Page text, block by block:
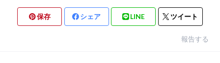
保存 シェア LINE ツイート
報告する